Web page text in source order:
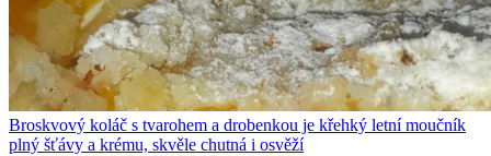
Broskvový koláč s tvarohem a drobenkou je křehký letní moučník
plný šťávy a krému, skvěle chutná i osvěží